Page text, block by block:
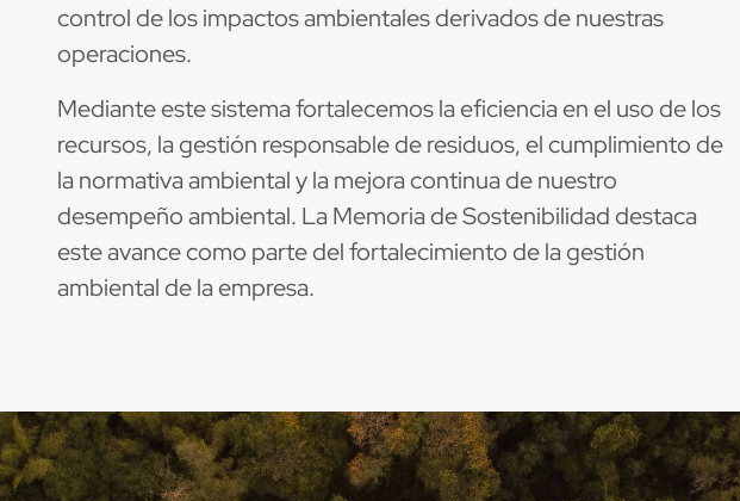
control de los impactos ambientales derivados de nuestras
operaciones.
Mediante este sistema fortalecemos la eficiencia en el uso de los
recursos, la gestión responsable de residuos, el cumplimiento de
la normativa ambiental y la mejora continua de nuestro
desempeño ambiental. La Memoria de Sostenibilidad destaca
este avance como parte del fortalecimiento de la gestión
ambiental de la empresa.